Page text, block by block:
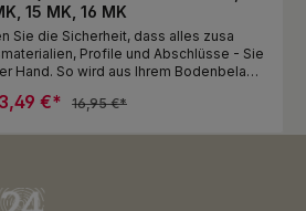
15 MK, 16 MK
Sie die Sicherheit, dass alles zusa
Profile und Abschlüsse - Sie
Hand. So wird aus Ihrem Bodenbelag
zuverlässig hält. Entdecken Sie unser
€* 16,95 €*